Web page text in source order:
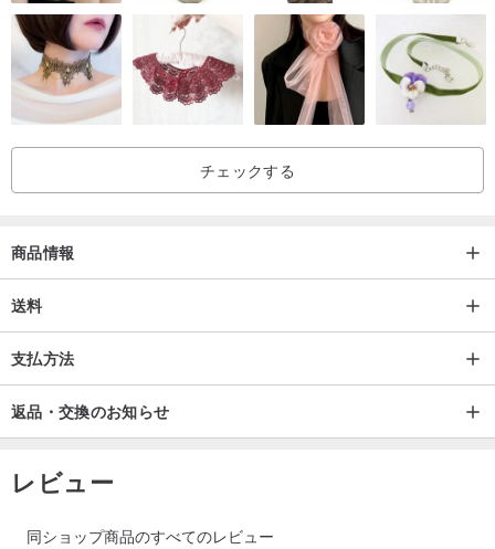
チェックする
商品情報
送料
支払方法
返品・交換のお知らせ
レビュー
同ショップ商品のすべてのレビュー